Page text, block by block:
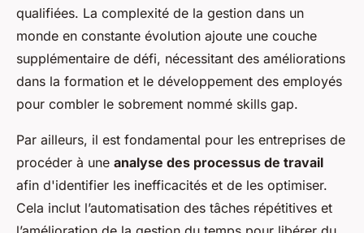
qualifiées. La complexité de la gestion dans un
monde en constante évolution ajoute une couche
supplémentaire de défi, nécessitant des améliorations
dans la formation et le développement des employés
pour combler le sobrement nommé skills gap.
Par ailleurs, il est fondamental pour les entreprises de
procéder à une analyse des processus de travail
afin d'identifier les inefficacités et de les optimiser.
Cela inclut l’automatisation des tâches répétitives et